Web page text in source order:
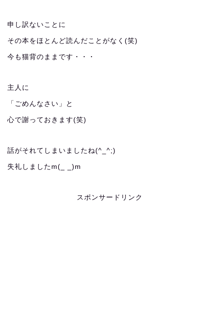
申し訳ないことに
その本をほとんど読んだことがなく(笑)
今も猫背のままです・・・
主人に
「ごめんなさい」と
心で謝っておきます(笑)
話がそれてしまいましたね(^_^;)
失礼しましたm(_ _)m
スポンサードリンク